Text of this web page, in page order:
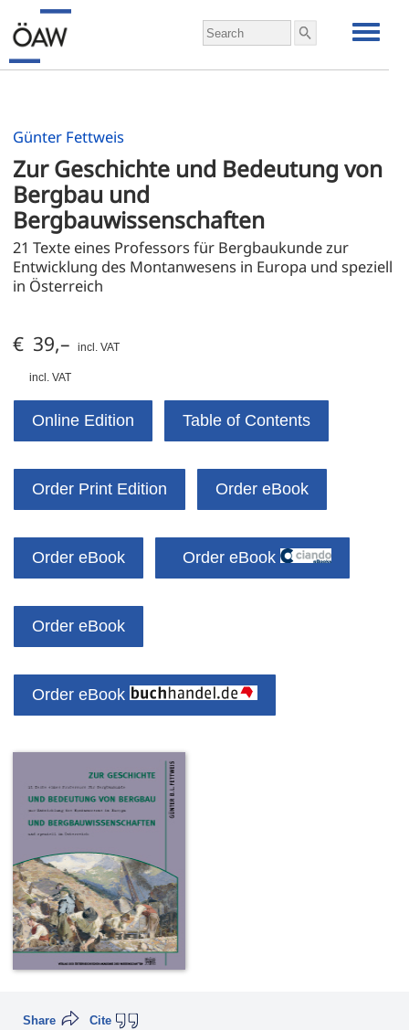
Günter Fettweis
Zur Geschichte und Bedeutung von
Bergbau und
Bergbauwissenschaften
21 Texte eines Professors für Bergbaukunde zur
Entwicklung des Montanwesens in Europa und speziell
in Österreich
€ 39,– incl. VAT
incl. VAT
Online Edition Table of Contents
Order Print Edition Order eBook
Order eBook Order eBook
Order eBook
Order eBook
Cite
Share